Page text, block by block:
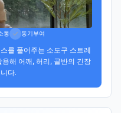
통 동기부여
를 풀어주는 소도구 스트레
해 어깨, 허리, 골반의 긴장
다.